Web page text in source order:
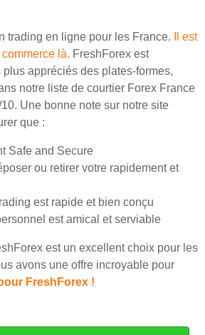
trading en ligne pour les France.
Il est
là. FreshForex est
plus appréciés des plates-formes,
notre liste de courtier Forex France
Une bonne note sur notre site
que :
Safe and Secure
ou retirer votre rapidement et
est rapide et bien conçu
est amical et serviable
est un excellent choix pour les
avons une offre incroyable pour
FreshForex !